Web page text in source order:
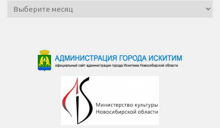
Архив
новостей